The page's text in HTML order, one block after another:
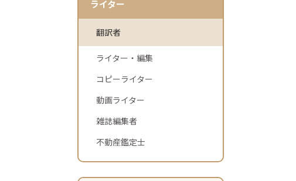
ライター
翻訳者
ライター・編集
コピーライター
動画ライター
雑誌編集者
不動産鑑定士